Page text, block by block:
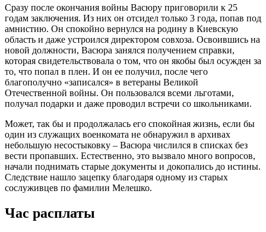
Сразу после окончания войны Васюру приговорили к 25
годам заключения. Из них он отсидел только 3 года, попав под
амнистию. Он спокойно вернулся на родину в Киевскую
область и даже устроился директором совхоза. Освоившись на
новой должности, Васюра занялся получением справки,
которая свидетельствовала о том, что он якобы был осужден за
то, что попал в плен. И он ее получил, после чего
благополучно «записался» в ветераны Великой
Отечественной войны. Он пользовался всеми льготами,
получал подарки и даже проводил встречи со школьниками.
Может, так бы и продолжалась его спокойная жизнь, если бы
один из служащих военкомата не обнаружил в архивах
небольшую несостыковку – Васюра числился в списках без
вести пропавших. Естественно, это вызвало много вопросов,
начали поднимать старые документы и докопались до истины.
Следствие нашло зацепку благодаря одному из старых
сослуживцев по фамилии Мелешко.
Час расплаты